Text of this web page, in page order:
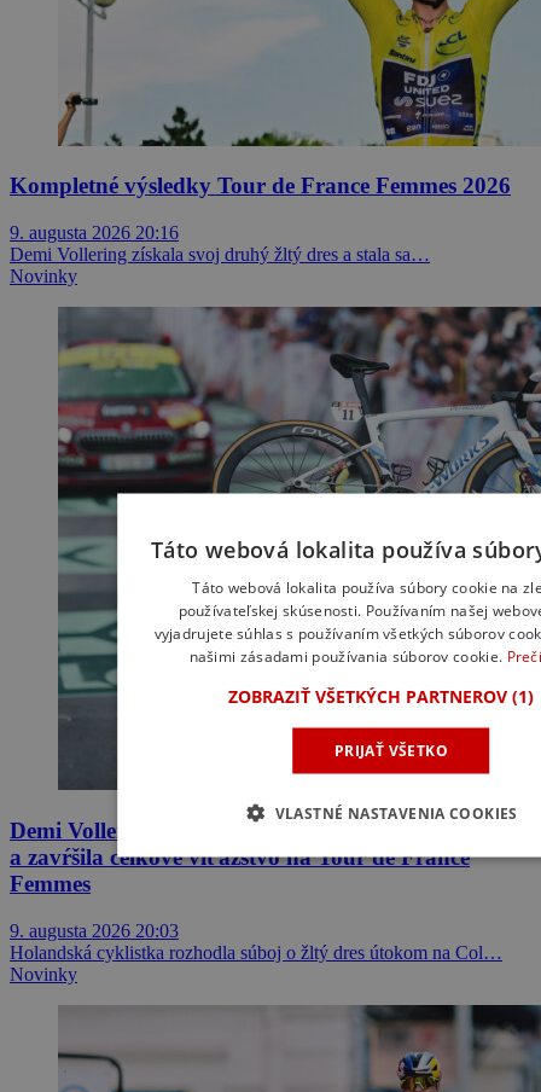
Kompletné výsledky Tour de France Femmes 2026
9. augusta 2026 20:16
Demi Vollering získala svoj druhý žltý dres a stala sa…
Novinky
Demi Vollering triumfovala po 15-kilometrovom sóle
a zavŕšila celkové víťazstvo na Tour de France
Femmes
9. augusta 2026 20:03
Holandská cyklistka rozhodla súboj o žltý dres útokom na Col…
Novinky
Táto webová lokalita používa
Táto webová lokalita používa súbory cookie na
používateľskej skúsenosti. Používaním našej
vyjadrujete súhlas s používaním všetkých súborov
našimi zásadami používania súborov cookie.
ZOBRAZIŤ VŠETKÝCH PARTNEROV
PRIJAŤ VŠETKO
VLASTNÉ NASTAVENIA COOKIES